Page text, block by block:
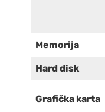
Memorija
Hard disk
Grafička karta